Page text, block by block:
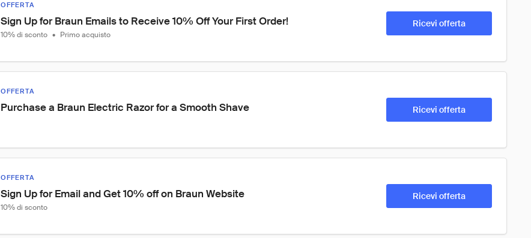
OFFERTA
Sign Up for Braun Emails to Receive 10% Off Your First Order!
10% di sconto • Primo acquisto
Ricevi offerta
OFFERTA
Purchase a Braun Electric Razor for a Smooth Shave Ricevi offerta
OFFERTA
Sign Up for Email and Get 10% off on Braun Website
10% di sconto
Ricevi offerta